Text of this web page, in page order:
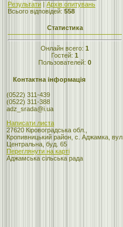
Результати | Архів опитувань
Всього відповідей: 558
Статистика
Онлайн всего: 1
Гостей: 1
Пользователей: 0
Контактна інформація
(0522) 311-439
(0522) 311-388
adz_srada@i.ua
Написати листа
27620 Кіровоградська обл.,
Кропивницький район, с. Аджамка, вул.
Центральна, буд. 65
Переглянути на карті
Аджамська сільська рада